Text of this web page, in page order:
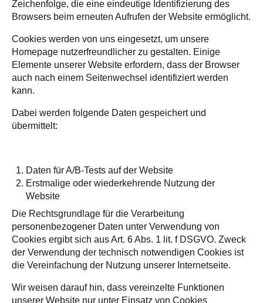
Zeichenfolge, die eine eindeutige Identifizierung des
Browsers beim erneuten Aufrufen der Website ermöglicht.
Cookies werden von uns eingesetzt, um unsere
Homepage nutzerfreundlicher zu gestalten. Einige
Elemente unserer Website erfordern, dass der Browser
auch nach einem Seitenwechsel identifiziert werden
kann.
Dabei werden folgende Daten gespeichert und
übermittelt:
Daten für A/B-Tests auf der Website
Erstmalige oder wiederkehrende Nutzung der
Website
Die Rechtsgrundlage für die Verarbeitung
personenbezogener Daten unter Verwendung von
Cookies ergibt sich aus Art. 6 Abs. 1 lit. f DSGVO. Zweck
der Verwendung der technisch notwendigen Cookies ist
die Vereinfachung der Nutzung unserer Internetseite.
Wir weisen darauf hin, dass vereinzelte Funktionen
unserer Website nur unter Einsatz von Cookies